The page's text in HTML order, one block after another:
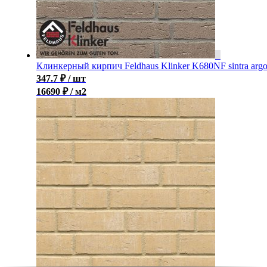
Клинкерный кирпич Feldhaus Klinker K680NF sintra argo
347.7 ₽ / шт
16690 ₽ / м2